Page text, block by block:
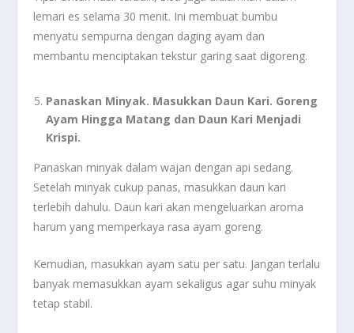
lemari es selama 30 menit. Ini membuat bumbu
menyatu sempurna dengan daging ayam dan
membantu menciptakan tekstur garing saat digoreng.
Panaskan Minyak. Masukkan Daun Kari. Goreng
Ayam Hingga Matang dan Daun Kari Menjadi
Krispi.
Panaskan minyak dalam wajan dengan api sedang.
Setelah minyak cukup panas, masukkan daun kari
terlebih dahulu. Daun kari akan mengeluarkan aroma
harum yang memperkaya rasa ayam goreng.
Kemudian, masukkan ayam satu per satu. Jangan terlalu
banyak memasukkan ayam sekaligus agar suhu minyak
tetap stabil.